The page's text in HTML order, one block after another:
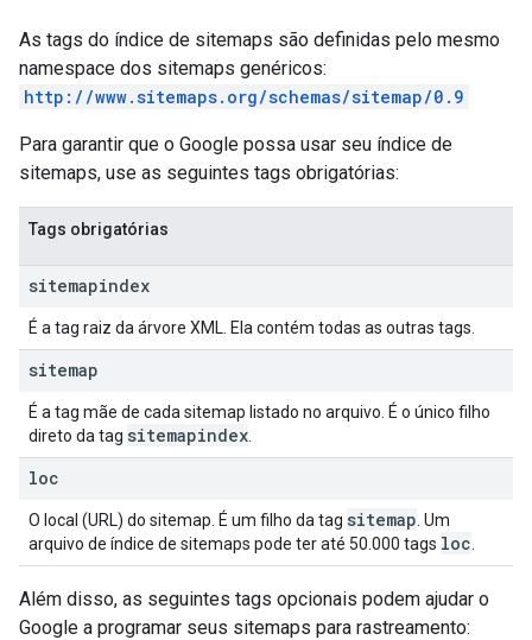
As tags do índice de sitemaps são definidas pelo mesmo
namespace dos sitemaps genéricos:
http://www.sitemaps.org/schemas/sitemap/0.9
Para garantir que o Google possa usar seu índice de
sitemaps, use as seguintes tags obrigatórias:
Tags obrigatórias
sitemapindex
É a tag raiz da árvore XML. Ela contém todas as outras tags.
sitemap
É a tag mãe de cada sitemap listado no arquivo. É o único filho
direto da tag sitemapindex
loc
O local (URL) do sitemap. É um filho da tag sitemap . Um
arquivo de índice de sitemaps pode ter até 50.000 tags loc
Além disso, as seguintes tags opcionais podem ajudar o
Google a programar seus sitemaps para rastreamento: